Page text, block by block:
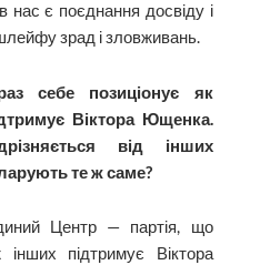
нас є поєднання досвіду і
зрад і зловживань.
себе позиціонує як
Віктора Ющенка.
від інших
те ж саме?
Центр — партія, що
інших підтримує Віктора